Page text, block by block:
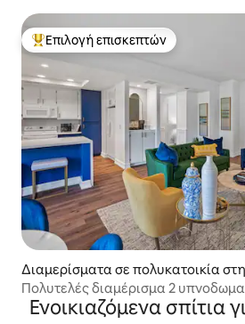
Κορυφαία επιλογή επισκεπτών
Επιλογή επισκεπτών
Διαμερίσματα σε πολυκατοικία
athedral City
Πολυτελές διαμέρισμα 2
Princess Country Club
Ενοικιαζόμενα σπίτια